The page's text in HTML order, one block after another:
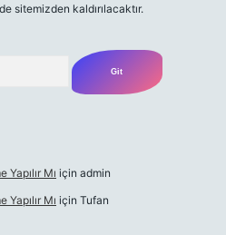
sitemizden kaldırılacaktır.
Mı için admin
Mı için Tufan